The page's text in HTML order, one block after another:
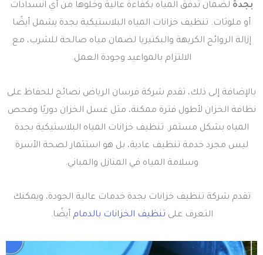
بجدة لضمان تدفق المياه بكفاءة عالية وخلوها من أي انسدادات
أو ملوثات. تنظيف خزانات المياه البلاستيكية بجدة يشمل أيضًا
إزالة الروائح الكريهة والبكتيريا لضمان مياه صالحة للشرب، مع
الالتزام بالمواعيد وجودة العمل.
بالإضافة إلى ذلك، تقدم شركة فرسان الرياض نصائح للحفاظ على
نظافة الخزان لأطول فترة ممكنة، مثل غسل الخزان دوريًا وفحص
المياه بشكل مستمر. تنظيف خزانات المياه البلاستيكية بجدة
ليس مجرد خدمة تنظيف عادية، بل هو استثمار لصحة الأسرة
وسلامة المياه في المنازل والمباني.
تقدم شركة تنظيف خزانات بجدة خدمات عالية الجودة، ويمكنك
التعرف على تنظيف الخزانات بالدمام أيضًا.